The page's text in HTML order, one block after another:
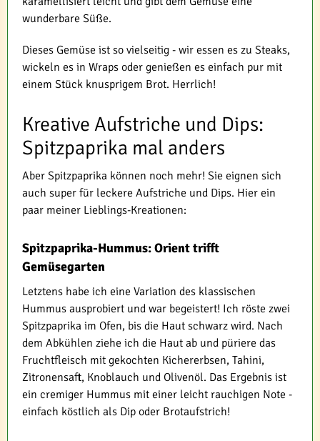
wunderbare Süße.
Dieses Gemüse ist so vielseitig - wir essen es zu Steaks,
wickeln es in Wraps oder genießen es einfach pur mit
einem Stück knusprigem Brot. Herrlich!
Kreative Aufstriche und Dips:
Spitzpaprika mal anders
Aber Spitzpaprika können noch mehr! Sie eignen sich
auch super für leckere Aufstriche und Dips. Hier ein
paar meiner Lieblings-Kreationen:
Spitzpaprika-Hummus: Orient trifft
Gemüsegarten
Letztens habe ich eine Variation des klassischen
Hummus ausprobiert und war begeistert! Ich röste zwei
Spitzpaprika im Ofen, bis die Haut schwarz wird. Nach
dem Abkühlen ziehe ich die Haut ab und püriere das
Fruchtfleisch mit gekochten Kichererbsen, Tahini,
Zitronensaft, Knoblauch und Olivenöl. Das Ergebnis ist
ein cremiger Hummus mit einer leicht rauchigen Note -
einfach köstlich als Dip oder Brotaufstrich!